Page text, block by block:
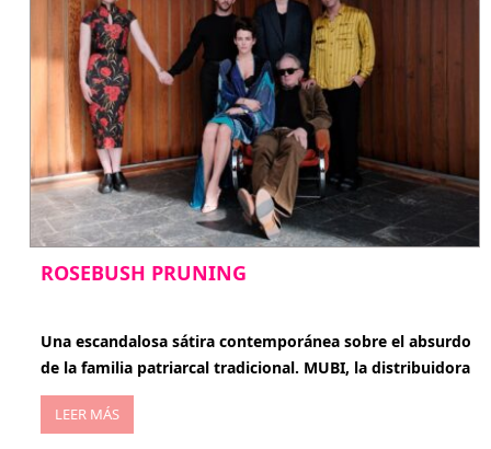
ROSEBUSH PRUNING
Una escandalosa sátira contemporánea sobre el absurdo
de la familia patriarcal tradicional. MUBI, la distribuidora
LEER MÁS